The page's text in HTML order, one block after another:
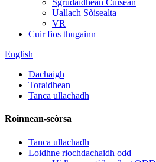
Sgrùdaidhean Cùisean
Uallach Sòisealta
VR
Cuir fios thugainn
English
Dachaigh
Toraidhean
Tanca ullachadh
Roinnean-seòrsa
Tanca ullachadh
Loidhne riochdachaidh odd